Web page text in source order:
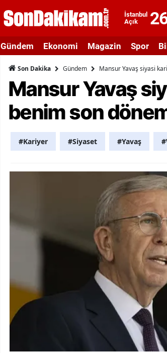
İstanbul
Açık
Ağrı
Amasya
Ankara
Artvin
Aydın
Balıkesir
Bilecik
Bingöl
Bitlis
Bolu
Burdur
Bursa
Gündem Ekonomi Magazin Spor
Son Dakika Gündem Mansur Yavaş siyasi
Mansur Yavaş
benim son
#Kariyer #Siyaset #Yavaş